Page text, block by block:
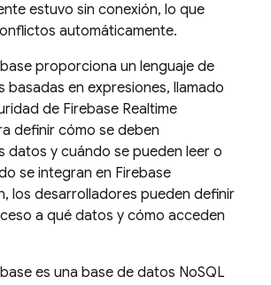
estuvo sin conexión, lo que
automáticamente.
proporciona un lenguaje de
basadas en expresiones, llamado
de Firebase Realtime
definir cómo se deben
datos y cuándo se pueden leer o
se integran en Firebase
, los desarrolladores pueden definir
a qué datos y cómo acceden
es una base de datos NoSQL